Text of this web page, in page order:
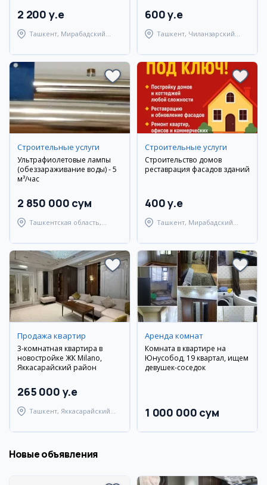
2 200 y.e
Ташкент, Мирабадский
600 y.e
Ташкент, Чиланзарский
Cтроительные услуги
Ультрафиолетовые лампы
(обеззараживание воды) - 5
м³/час
2 850 000 сум
Ташкентская область,
Cтроительные услуги
Строительство домов
реставрация фасадов зданий
400 y.e
Ташкент, Мирабадский
Продажа квартир
3-комнатная квартира в
новостройке ЖК Milano,
Яккасарайский район
265 000 y.e
Ташкент, Яккасарайский
Аренда комнат
Комната в квартире на
Юнусобод, 19 квартал, ищем
девушек-соседок
1 000 000 сум
Новые объявления